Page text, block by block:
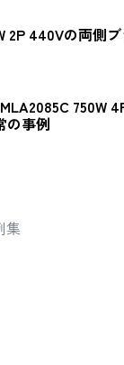
2P 440Vの両側
750W
の事例
集